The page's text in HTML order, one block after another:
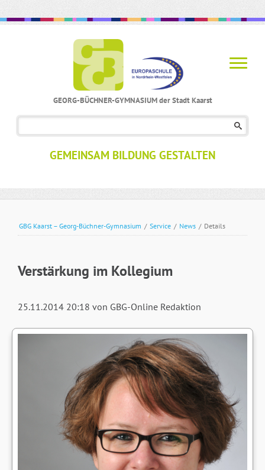
GEORG-BÜCHNER-GYMNASIUM der Stadt Kaarst
GEMEINSAM BILDUNG GESTALTEN
GBG Kaarst – Georg-Büchner-Gymnasium / Service / News / Details
Verstärkung im Kollegium
25.11.2014 20:18 von GBG-Online Redaktion